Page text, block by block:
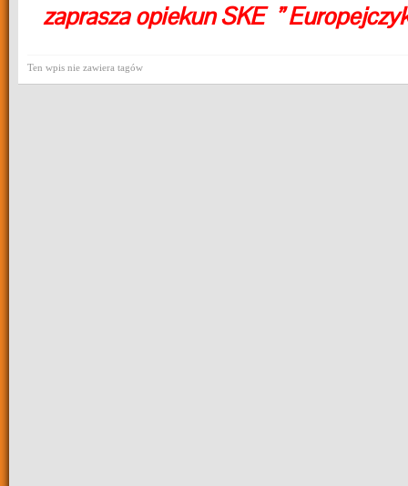
zaprasza opiekun SKE ”
Ten wpis nie zawiera tagów